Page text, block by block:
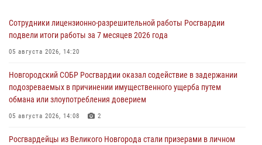
Сотрудники лицензионно-разрешительной работы Росгвардии
подвели итоги работы за 7 месяцев 2026 года
05 августа 2026, 14:20
Новгородский СОБР Росгвардии оказал содействие в задержании
подозреваемых в причинении имущественного ущерба путем
обмана или злоупотребления доверием
05 августа 2026, 14:08 2
Росгвардейцы из Великого Новгорода стали призерами в личном